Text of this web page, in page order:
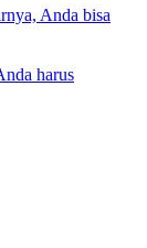
Anda bisa
harus